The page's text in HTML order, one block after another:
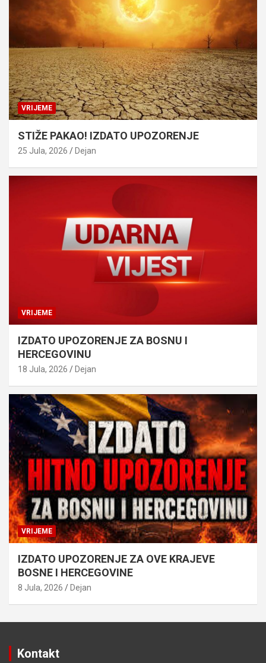
VRIJEME
STIŽE PAKAO! IZDATO UPOZORENJE
25 Jula, 2026 Dejan
VRIJEME
IZDATO UPOZORENJE ZA BOSNU I
HERCEGOVINU
18 Jula, 2026 Dejan
VRIJEME
IZDATO UPOZORENJE ZA OVE KRAJEVE
BOSNE I HERCEGOVINE
8 Jula, 2026 Dejan
Kontakt